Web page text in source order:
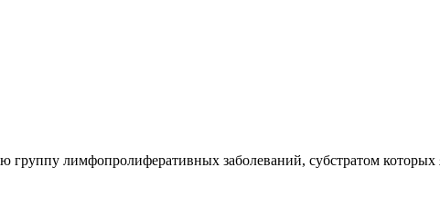
лимфопролиферативных заболеваний, субстратом которых